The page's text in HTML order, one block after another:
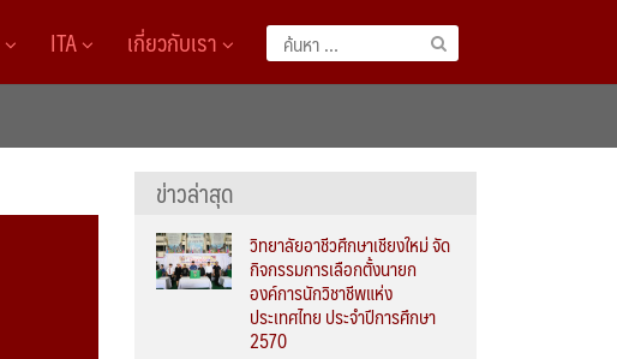
ค้นหา
สำหรับ:
ITA เกี่ยวกับเรา
ข่าวล่าสุด
วิทยาลัยอาชีวศึกษาเชียงใหม่ จัด
กิจกรรมการเลือกตั้งนายก
องค์การนักวิชาชีพแห่ง
ประเทศไทย ประจำปีการศึกษา
2570